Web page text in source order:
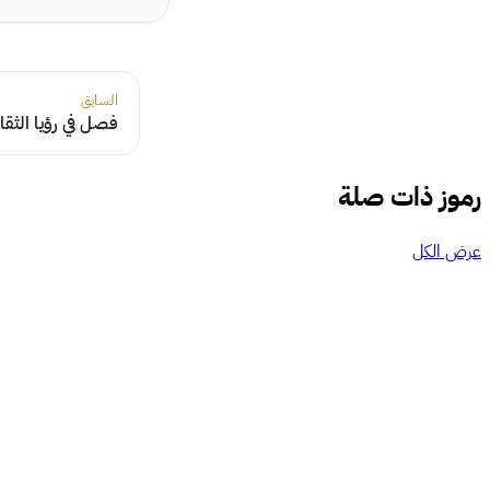
السابق
فصل في رؤيا
رموز ذات صلة
عرض الكل